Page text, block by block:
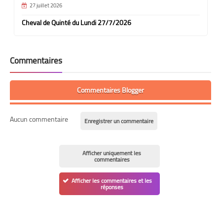
27 juillet 2026
Cheval de Quinté du Lundi 27/7/2026
Commentaires
Commentaires Blogger
Aucun commentaire Enregistrer un commentaire
Afficher uniquement les
commentaires
Afficher les commentaires et les
réponses